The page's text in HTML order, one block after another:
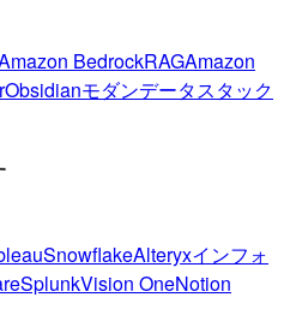
BedrockRAGAmazon
Obsidianモダンデータスタック
SnowflakeAlteryxインフォ
SplunkVision OneNotion